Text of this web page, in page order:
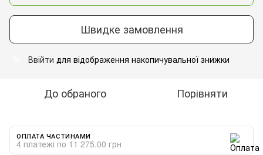
Швидке замовлення
Ввійти для відображення накопичувальної знижки
До обраного Порівняти
ОПЛАТА ЧАСТИНАМИ
4 платежі по 11 275.00 грн